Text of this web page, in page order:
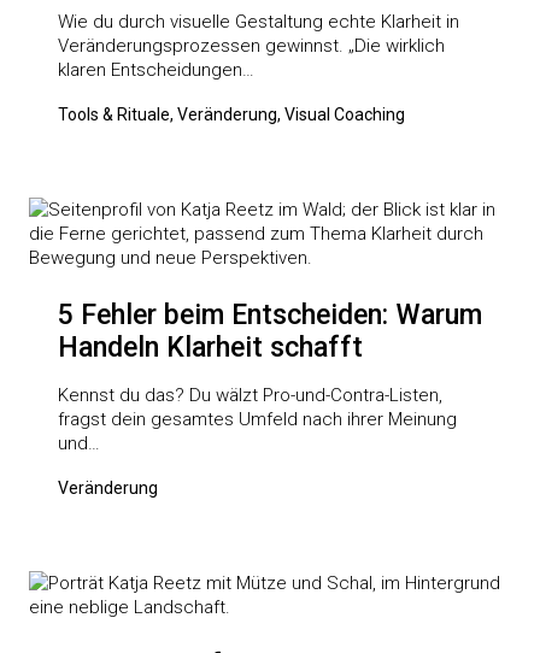
Wie du durch visuelle Gestaltung echte Klarheit in
Veränderungsprozessen gewinnst. „Die wirklich
klaren Entscheidungen…
Tools & Rituale, Veränderung, Visual Coaching
5 Fehler beim Entscheiden: Warum
Handeln Klarheit schafft
Kennst du das? Du wälzt Pro-und-Contra-Listen,
fragst dein gesamtes Umfeld nach ihrer Meinung
und…
Veränderung